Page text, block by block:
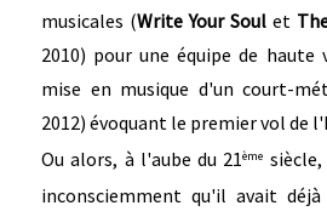
musicales (Write Your Soul et
2010) pour une équipe de
mise en musique d'un court-
2012) évoquant le premier vol de
Ou alors, à l'aube du 21ème
inconsciemment qu'il avait